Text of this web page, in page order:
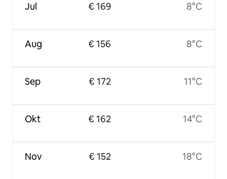
Jul
Aug
Sep
Okt
Nov
€ 169
€ 156
€ 172
€ 162
€ 152
8°C
8°C
11°C
14°C
18°C